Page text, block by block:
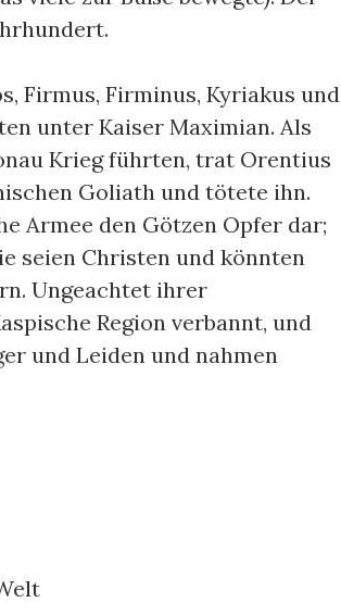
Firmus, Firminus, Kyriakus und
unter Kaiser Maximian. Als
Krieg führten, trat Orentius
Goliath und tötete ihn.
Armee den Götzen Opfer dar;
seien Christen und könnten
Ungeachtet ihrer
Region verbannt, und
und Leiden und nahmen